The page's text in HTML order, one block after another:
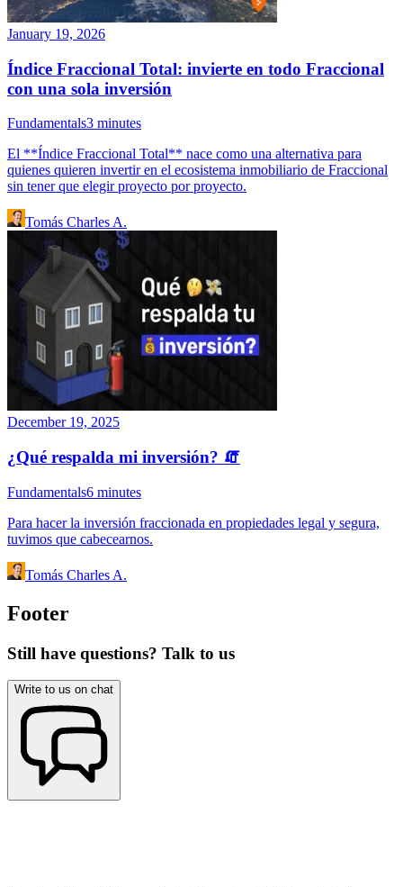
January 19, 2026
Índice Fraccional Total: invierte en todo Fraccional
con una sola inversión
Fundamentals3 minutes
El **Índice Fraccional Total** nace como una alternativa para
quienes quieren invertir en el ecosistema inmobiliario de Fraccional
sin tener que elegir proyecto por proyecto.
Tomás Charles A.
December 19, 2025
¿Qué respalda mi inversión? 🧯
Fundamentals6 minutes
Para hacer la inversión fraccionada en propiedades legal y segura,
tuvimos que cabecearnos.
Tomás Charles A.
Footer
Still have questions? Talk to us
Write to us on chat